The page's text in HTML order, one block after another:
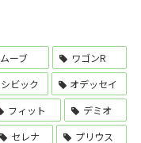
ムーブ
ワゴンR
シビック
オデッセイ
フィット
デミオ
セレナ
プリウス